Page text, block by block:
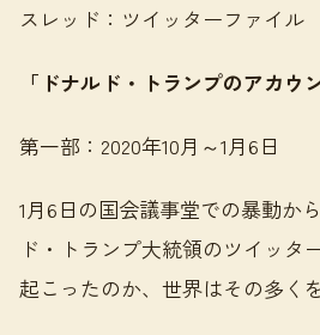
スレッド：ツイッターファイル
「ドナルド・トランプのアカウ
第一部：2020年10月～1月6日
1月6日の国会議事堂での暴動か
ド・トランプ大統領のツイッタ
起こったのか、世界はその多く